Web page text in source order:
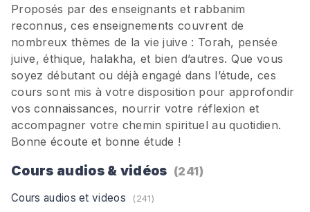
Proposés par des enseignants et rabbanim
reconnus, ces enseignements couvrent de
nombreux thèmes de la vie juive : Torah, pensée
juive, éthique, halakha, et bien d’autres. Que vous
soyez débutant ou déjà engagé dans l’étude, ces
cours sont mis à votre disposition pour approfondir
vos connaissances, nourrir votre réflexion et
accompagner votre chemin spirituel au quotidien.
Bonne écoute et bonne étude !
Cours audios & vidéos (241)
Cours audios et videos (241)